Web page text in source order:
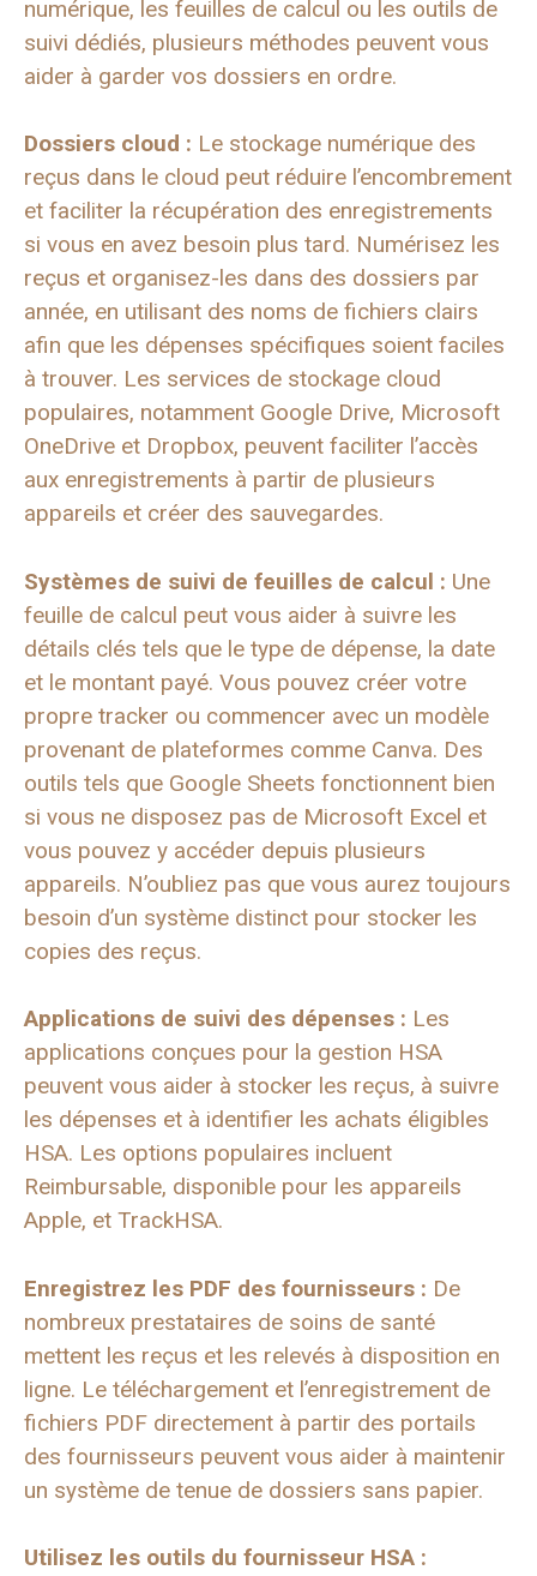
numérique, les feuilles de calcul ou les outils de
suivi dédiés, plusieurs méthodes peuvent vous
aider à garder vos dossiers en ordre.
Dossiers cloud : Le stockage numérique des
reçus dans le cloud peut réduire l’encombrement
et faciliter la récupération des enregistrements
si vous en avez besoin plus tard. Numérisez les
reçus et organisez-les dans des dossiers par
année, en utilisant des noms de fichiers clairs
afin que les dépenses spécifiques soient faciles
à trouver. Les services de stockage cloud
populaires, notamment Google Drive, Microsoft
OneDrive et Dropbox, peuvent faciliter l’accès
aux enregistrements à partir de plusieurs
appareils et créer des sauvegardes.
Systèmes de suivi de feuilles de calcul : Une
feuille de calcul peut vous aider à suivre les
détails clés tels que le type de dépense, la date
et le montant payé. Vous pouvez créer votre
propre tracker ou commencer avec un modèle
provenant de plateformes comme Canva. Des
outils tels que Google Sheets fonctionnent bien
si vous ne disposez pas de Microsoft Excel et
vous pouvez y accéder depuis plusieurs
appareils. N’oubliez pas que vous aurez toujours
besoin d’un système distinct pour stocker les
copies des reçus.
Applications de suivi des dépenses : Les
applications conçues pour la gestion HSA
peuvent vous aider à stocker les reçus, à suivre
les dépenses et à identifier les achats éligibles
HSA. Les options populaires incluent
Reimbursable, disponible pour les appareils
Apple, et TrackHSA.
Enregistrez les PDF des fournisseurs : De
nombreux prestataires de soins de santé
mettent les reçus et les relevés à disposition en
ligne. Le téléchargement et l’enregistrement de
fichiers PDF directement à partir des portails
des fournisseurs peuvent vous aider à maintenir
un système de tenue de dossiers sans papier.
Utilisez les outils du fournisseur HSA :